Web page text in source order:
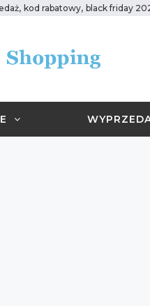
, kod rabatowy, black friday